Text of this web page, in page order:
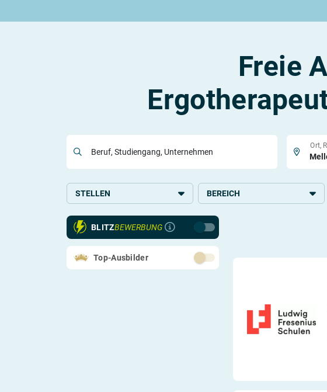
Rund um die AusbildungRund um das duale StudiumRund um Berufe
Berufe nach Themen
Vorlagen
Online-Bewerbung
Vorstellungsgespräch
Bewerbungs-Check
Freie
Beruf, Studiengang, Unternehmen
Ort,
STELLEN
Ausbildung
BEREICH
Gesundheit, Pflege und Medizin
Sozialwesen
BLITZBEWERBUNG
Top-Ausbilder